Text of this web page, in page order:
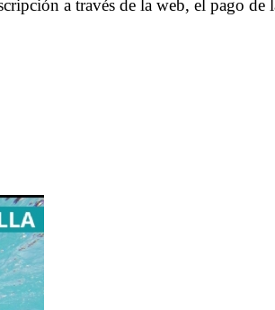
a través de la web, el pago de